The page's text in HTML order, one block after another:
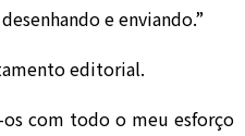
e enviando.”
editorial.
com todo o meu esforço